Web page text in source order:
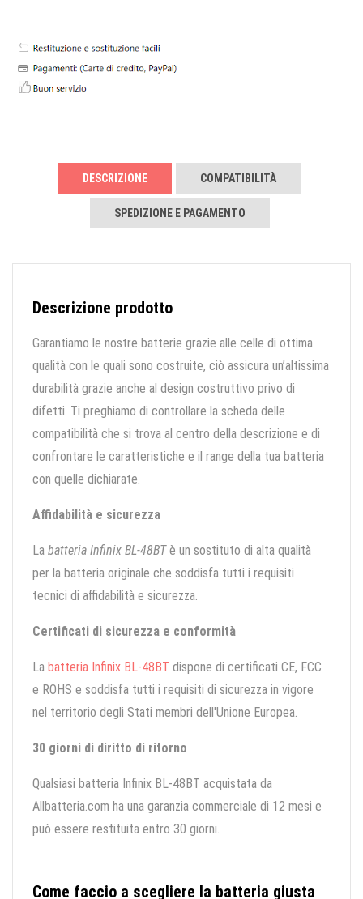
DESCRIZIONE COMPATIBILITÀ
SPEDIZIONE E PAGAMENTO
Descrizione prodotto
Garantiamo le nostre batterie grazie alle celle di ottima
qualità con le quali sono costruite, ciò assicura un’altissima
durabilità grazie anche al design costruttivo privo di
difetti. Ti preghiamo di controllare la scheda delle
compatibilità che si trova al centro della descrizione e di
confrontare le caratteristiche e il range della tua batteria
con quelle dichiarate.
Affidabilità e sicurezza
La batteria Infinix BL-48BTè un sostituto di alta qualità
per la batteria originale che soddisfa tutti i requisiti
tecnici di affidabilità e sicurezza.
Certificati di sicurezza e conformità
La batteria Infinix BL-48BT dispone di certificati CE, FCC
e ROHS e soddisfa tutti i requisiti di sicurezza in vigore
nel territorio degli Stati membri dell'Unione Europea.
30 giorni di diritto di ritorno
Qualsiasi batteria Infinix BL-48BT acquistata da
Allbatteria.com ha una garanzia commerciale di 12 mesi e
può essere restituita entro 30 giorni.
Come faccio a scegliere la batteria giusta